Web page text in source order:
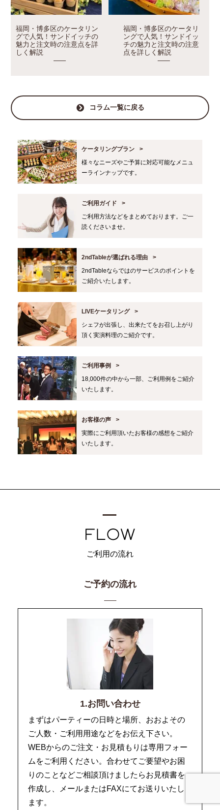
福岡・博多区のケータリン
グで人気！サンドイッチの
魅力と注文時の注意点を詳
しく解説
福岡・博多区のケータリ
ングで人気！サンドイッ
チの魅力と注文時の注意
点を詳しく解説
コラム一覧に戻る
ケータリングプラン
様々なニーズやご予算に対応可能なメニュ
ーラインナップです。
ご利用ガイド
ご利用方法などをまとめております。ご一
読くださいませ。
2ndTableが選ばれる理由
2ndTableならではのサービスのポイントを
ご紹介いたします。
LIVEケータリング
シェフが出張し、出来たてをお召し上がり
頂く実演料理のご紹介です。
ご利用事例
18,000件の中から一部、ご利用例をご紹介
いたします。
お客様の声
実際にご利用頂いたお客様の感想をご紹介
いたします。
ご利用の流れ
ご予約の流れ
1.お問い合わせ
まずはパーティーの日時と場所、おおよその
ご人数・ご利用用途などをお伝え下さい。
WEBからのご注文・お見積もりは専用フォー
ムをご利用ください。合わせてご要望やお困
りのことなどご相談頂けましたらお見積書を
作成し、メールまたはFAXにてお送りいたし
ます。